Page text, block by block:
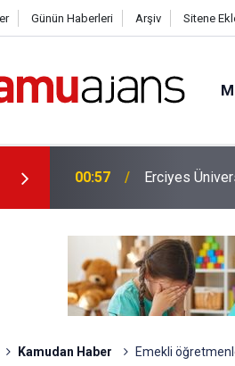
Günün Haberleri Arşiv Sitene
00:57 Erciyes
Kamudan Haber Emekli